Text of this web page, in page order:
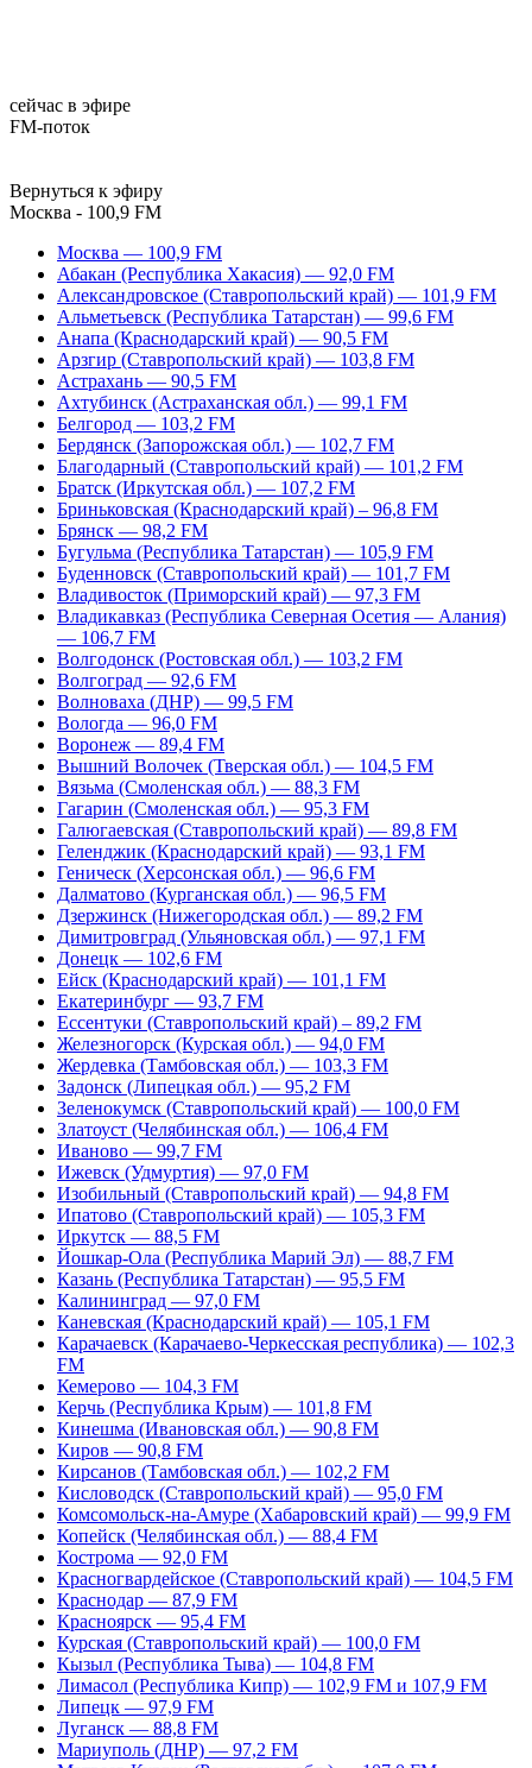
сейчас в эфире
FM-поток
Вернуться к эфиру
Москва - 100,9 FM
Москва — 100,9 FM
Абакан (Республика Хакасия) — 92,0 FM
Александровское (Ставропольский край) — 101,9 FM
Альметьевск (Республика Татарстан) — 99,6 FM
Анапа (Краснодарский край) — 90,5 FM
Арзгир (Ставропольский край) — 103,8 FM
Астрахань — 90,5 FM
Ахтубинск (Астраханская обл.) — 99,1 FM
Белгород — 103,2 FM
Бердянск (Запорожская обл.) — 102,7 FM
Благодарный (Ставропольский край) — 101,2 FM
Братск (Иркутская обл.) — 107,2 FM
Бриньковская (Краснодарский край) – 96,8 FM
Брянск — 98,2 FM
Бугульма (Республика Татарстан) — 105,9 FM
Буденновск (Ставропольский край) — 101,7 FM
Владивосток (Приморский край) — 97,3 FM
Владикавказ (Республика Северная Осетия — Алания)
— 106,7 FM
Волгодонск (Ростовская обл.) — 103,2 FM
Волгоград — 92,6 FM
Волноваха (ДНР) — 99,5 FM
Вологда — 96,0 FM
Воронеж — 89,4 FM
Вышний Волочек (Тверская обл.) — 104,5 FM
Вязьма (Смоленская обл.) — 88,3 FM
Гагарин (Смоленская обл.) — 95,3 FM
Галюгаевская (Ставропольский край) — 89,8 FM
Геленджик (Краснодарский край) — 93,1 FM
Геническ (Херсонская обл.) — 96,6 FM
Далматово (Курганская обл.) — 96,5 FM
Дзержинск (Нижегородская обл.) — 89,2 FM
Димитровград (Ульяновская обл.) — 97,1 FM
Донецк — 102,6 FM
Ейск (Краснодарский край) — 101,1 FM
Екатеринбург — 93,7 FM
Ессентуки (Ставропольский край) – 89,2 FM
Железногорск (Курская обл.) — 94,0 FM
Жердевка (Тамбовская обл.) — 103,3 FM
Задонск (Липецкая обл.) — 95,2 FM
Зеленокумск (Ставропольский край) — 100,0 FM
Златоуст (Челябинская обл.) — 106,4 FM
Иваново — 99,7 FM
Ижевск (Удмуртия) — 97,0 FM
Изобильный (Ставропольский край) — 94,8 FM
Ипатово (Ставропольский край) — 105,3 FM
Иркутск — 88,5 FM
Йошкар-Ола (Республика Марий Эл) — 88,7 FM
Казань (Республика Татарстан) — 95,5 FM
Калининград — 97,0 FM
Каневская (Краснодарский край) — 105,1 FM
Карачаевск (Карачаево-Черкесская республика) — 102,3
FM
Кемерово — 104,3 FM
Керчь (Республика Крым) — 101,8 FM
Кинешма (Ивановская обл.) — 90,8 FM
Киров — 90,8 FM
Кирсанов (Тамбовская обл.) — 102,2 FM
Кисловодск (Ставропольский край) — 95,0 FM
Комсомольск-на-Амуре (Хабаровский край) — 99,9 FM
Копейск (Челябинская обл.) — 88,4 FM
Кострома — 92,0 FM
Красногвардейское (Ставропольский край) — 104,5 FM
Краснодар — 87,9 FM
Красноярск — 95,4 FM
Курская (Ставропольский край) — 100,0 FM
Кызыл (Республика Тыва) — 104,8 FM
Лимасол (Республика Кипр) — 102,9 FM и 107,9 FM
Липецк — 97,9 FM
Луганск — 88,8 FM
Мариуполь (ДНР) — 97,2 FM